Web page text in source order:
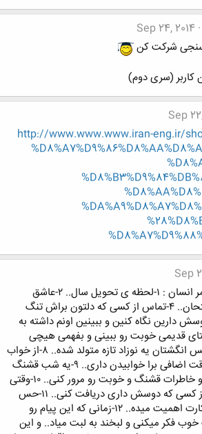
Sep 24, 2014
شرکت کن
کاربر (سری دوم)
Sep
http://www.www.www.iran-eng.ir/
Sep
۱۲تا از بهترین لحظه در عمر انسان : ۱-لحظه ی تحویل سال.. ۲-عاشق
شدن.. ۳-دادن آخرین امتحان.. ۴-تماس از کسی که دلتون براش تنگ
دارین نگاه کنین و ببینین اونم داشته به
میکرده.. ۶-دوستای قدیمی خوبت رو ببینی و بفهمی هیچی
بینتون تغییر نکرده.. ۷-لمس انگشتان یه نوزاد تازه متولد شده.. ۸-از خواب
بیدار شی و ببینی هنوز وقت اضافی برا خوابیدن داری.. ۹-یه شب قشنگ
تو خیابون تنها قدم بزنی و خاطرات قشنگ و خوبت رو مرور کنی.. ۱۰-وقتی
تنهایی یه پیام یا تماس از کسی که دوسش داری دریافت کنی.. ۱۱-حس
کنی یه نفر واقعا به تو و کارت اهمیت میده.. ۱۲-زمانی که این پیام رو
فکر میکنی و لبخند به لبت میاد.. و این